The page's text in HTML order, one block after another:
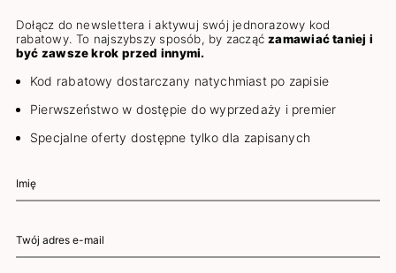
Dołącz do newslettera i aktywuj swój jednorazowy kod
rabatowy. To najszybszy sposób, by zacząćzamawiać taniej i
być zawsze krok przed innymi.
Kod rabatowy dostarczany natychmiast po zapisie
Pierwszeństwo w dostępie do wyprzedaży i premier
Specjalne oferty dostępne tylko dla zapisanych